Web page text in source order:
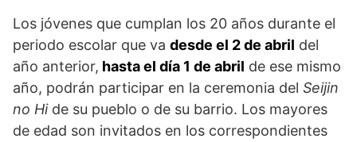
Los jóvenes que cumplan los 20 años durante el
periodo escolar que va desde el 2 de abril del
año anterior, hasta el día 1 de abril de ese mismo
año, podrán participar en la ceremonia del Seijin
no Hide su pueblo o de su barrio. Los mayores
de edad son invitados en los correspondientes